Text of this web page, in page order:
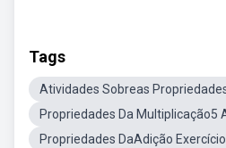
Tags
Atividades Sobreas
Propriedades Da Multiplicação5
Propriedades DaAdição